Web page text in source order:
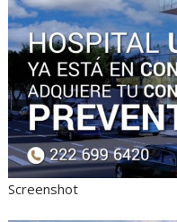
Screenshot